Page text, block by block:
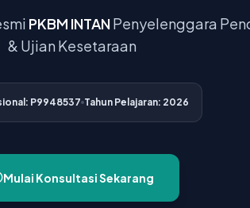
PKBM INTANPenyelenggara
& Ujian Kesetaraan
P9948537 Tahun Pelajaran: 2026
Mulai Konsultasi Sekarang